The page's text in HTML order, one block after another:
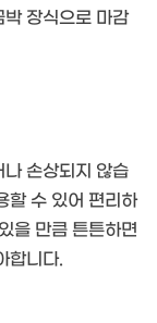
장식으로 마감
손상되지 않습
할 수 있어 편리하
을 만큼 튼튼하면
합니다.